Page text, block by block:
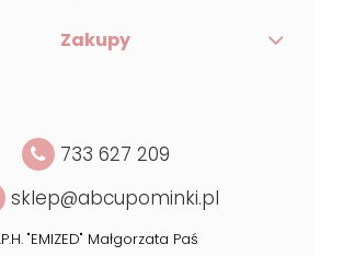
Zakupy
733 627 209
sklep@abcupominki.pl
"EMIZED" Małgorzata Paś